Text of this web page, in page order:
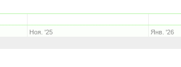
Ноя. '25 Янв. '26